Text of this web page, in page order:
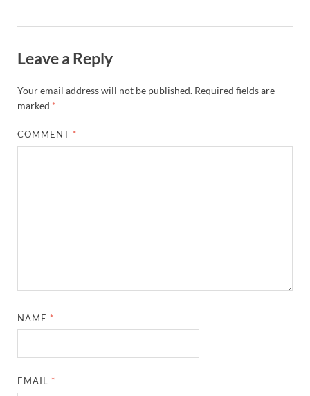
Leave a Reply
Your email address will not be published. Required fields are
marked *
COMMENT *
NAME *
EMAIL *